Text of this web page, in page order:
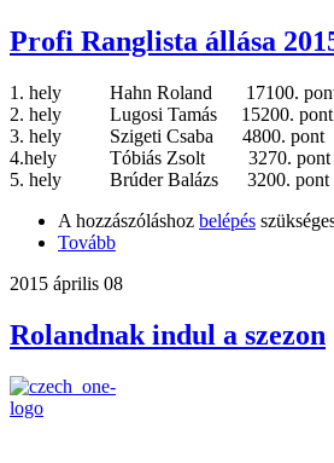
Profi Ranglista állása
1. hely Hahn Roland 17100.
2. hely Lugosi Tamás 15200. pont
3. hely Szigeti Csaba 4800. pont
4.hely Tóbiás Zsolt 3270. pont
5. hely Brúder Balázs 3200. pont
A hozzászóláshoz belépés
Tovább
2015 április 08
Rolandnak indul a szezon